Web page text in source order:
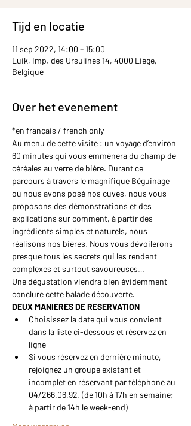
Tijd en locatie
11 sep 2022, 14:00 – 15:00
Luik, Imp. des Ursulines 14, 4000 Liège,
Belgique
Over het evenement
*en français / french only
Au menu de cette visite : un voyage d’environ
60 minutes qui vous emmènera du champ de
céréales au verre de bière. Durant ce
parcours à travers le magnifique Béguinage
où nous avons posé nos cuves, nous vous
proposons des démonstrations et des
explications sur comment, à partir des
ingrédients simples et naturels, nous
réalisons nos bières. Nous vous dévoilerons
presque tous les secrets qui les rendent
complexes et surtout savoureuses…
Une dégustation viendra bien évidemment
conclure cette balade découverte.
DEUX MANIERES DE RESERVATION
Choisissez la date qui vous convient
dans la liste ci-dessous et réservez en
ligne
Si vous réservez en dernière minute,
rejoignez un groupe existant et
incomplet en réservant par téléphone au
04/266.06.92. (de 10h à 17h en semaine;
à partir de 14h le week-end)